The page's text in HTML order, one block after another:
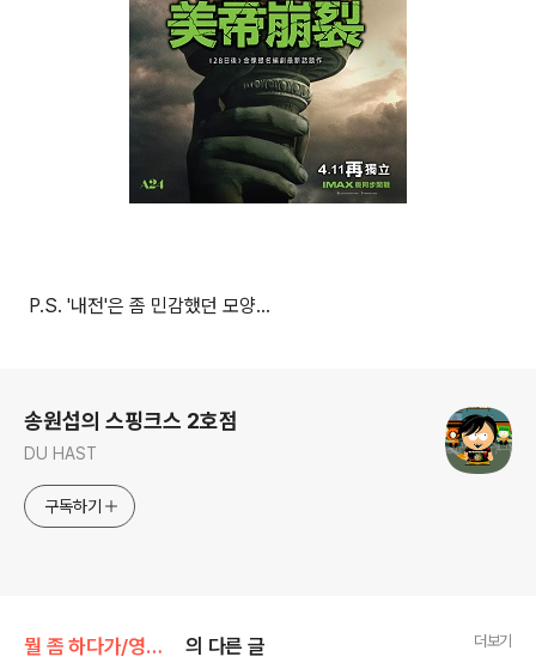
P.S. '내전'은 좀 민감했던 모양...
송원섭의 스핑크스 2호점
DU HAST
구독하기
뭘 좀 하다가/영화를 보다가 의 다른 글 더보기